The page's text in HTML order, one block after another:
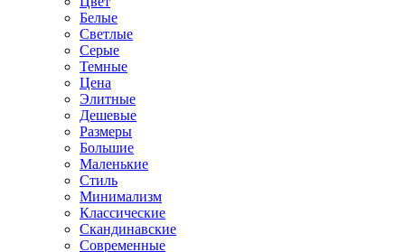
Белые
Светлые
Серые
Темные
Цена
Элитные
Дешевые
Размеры
Большие
Маленькие
Стиль
Минимализм
Классические
Скандинавские
Современные